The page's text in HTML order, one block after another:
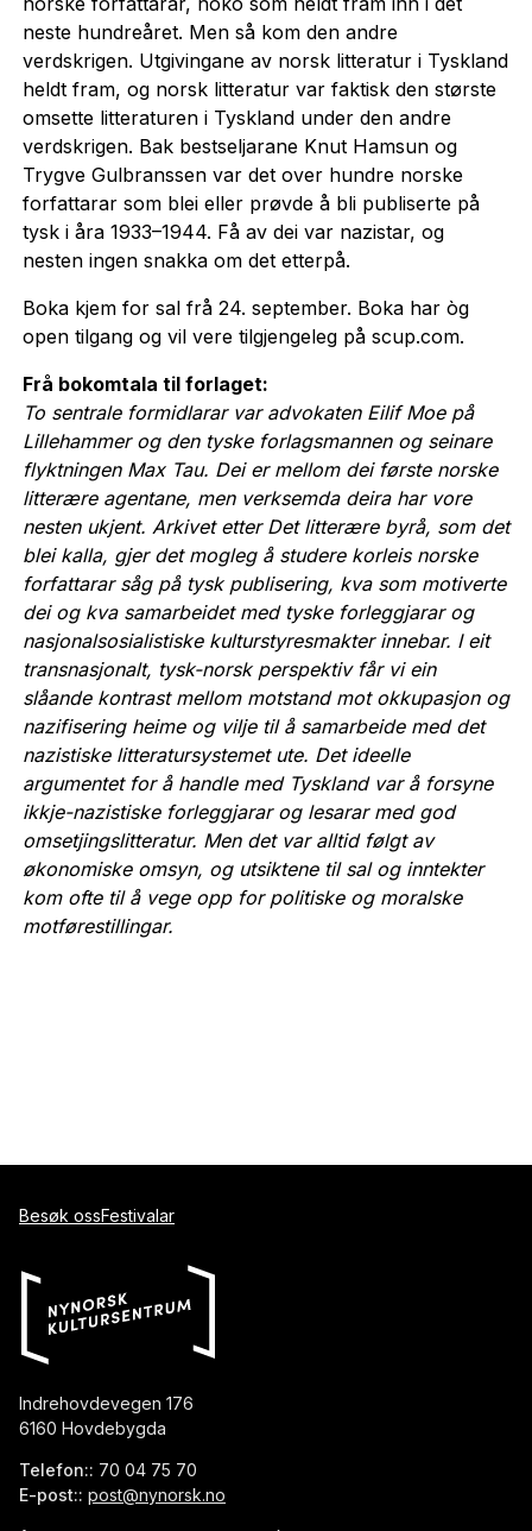
neste hundreåret. Men så kom den andre
verdskrigen. Utgivingane av norsk litteratur i Tyskland
heldt fram, og norsk litteratur var faktisk den største
omsette litteraturen i Tyskland under den andre
verdskrigen. Bak bestseljarane Knut Hamsun og
Trygve Gulbranssen var det over hundre norske
forfattarar som blei eller prøvde å bli publiserte på
tysk i åra 1933–1944. Få av dei var nazistar, og
nesten ingen snakka om det etterpå.
Boka kjem for sal frå 24. september. Boka har òg
open tilgang og vil vere tilgjengeleg på scup.com.
Frå bokomtala til forlaget:
To sentrale formidlarar var advokaten Eilif Moe på
Lillehammer og den tyske forlagsmannen og seinare
flyktningen Max Tau. Dei er mellom dei første norske
litterære agentane, men verksemda deira har vore
nesten ukjent. Arkivet etter Det litterære byrå, som det
blei kalla, gjer det mogleg å studere korleis norske
forfattarar såg på tysk publisering, kva som motiverte
dei og kva samarbeidet med tyske forleggjarar og
nasjonalsosialistiske kulturstyresmakter innebar. I eit
transnasjonalt, tysk-norsk perspektiv får vi ein
slåande kontrast mellom motstand mot okkupasjon og
nazifisering heime og vilje til å samarbeide med det
nazistiske litteratursystemet ute. Det ideelle
argumentet for å handle med Tyskland var å forsyne
ikkje-nazistiske forleggjarar og lesarar med god
omsetjingslitteratur. Men det var alltid følgt av
økonomiske omsyn, og utsiktene til sal og inntekter
kom ofte til å vege opp for politiske og moralske
motførestillingar.
Besøk ossFestivalar
Indrehovdevegen 176
6160 Hovdebygda
Telefon:: 70 04 75 70
E-post:: post@nynorsk.no